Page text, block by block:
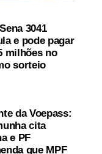
3041
e pode pagar
milhões no
sorteio
da Voepass:
cita
e PF
que MPF